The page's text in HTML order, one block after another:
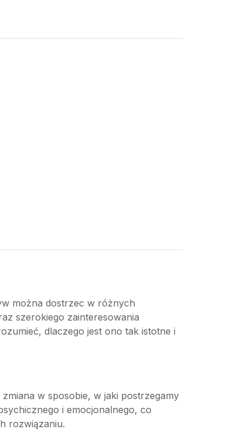
można dostrzec w różnych
szerokiego zainteresowania
dlaczego jest ono tak istotne i
w sposobie, w jaki postrzegamy
i emocjonalnego, co
rozwiązaniu.